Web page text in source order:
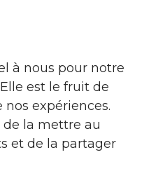
à nous pour notre
est le fruit de
expériences.
la mettre au
et de la partager